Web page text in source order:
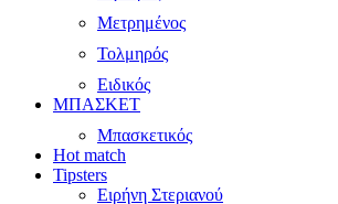
Μετρημένος
Τολμηρός
Ειδικός
ΜΠΑΣΚΕΤ
Μπασκετικός
Hot match
Tipsters
Ειρήνη Στεριανού